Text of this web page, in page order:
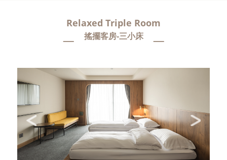
Relaxed Triple Room
搖擺客房-三小床